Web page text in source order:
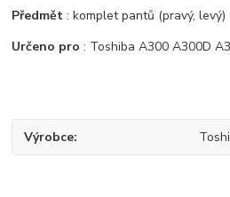
Předmět : komplet pantů (pravý, levý)
Určeno pro : Toshiba A300 A300D
Výrobce